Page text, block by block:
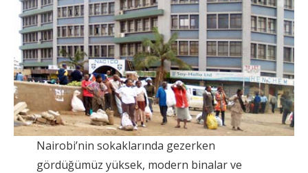
Nairobi’nin sokaklarında gezerken
gördüğümüz yüksek, modern binalar ve